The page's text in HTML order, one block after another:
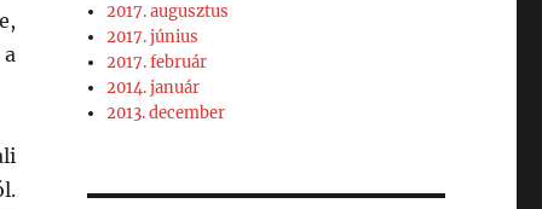
2017. augusztus
2017. június
2017. február
2014. január
2013. december